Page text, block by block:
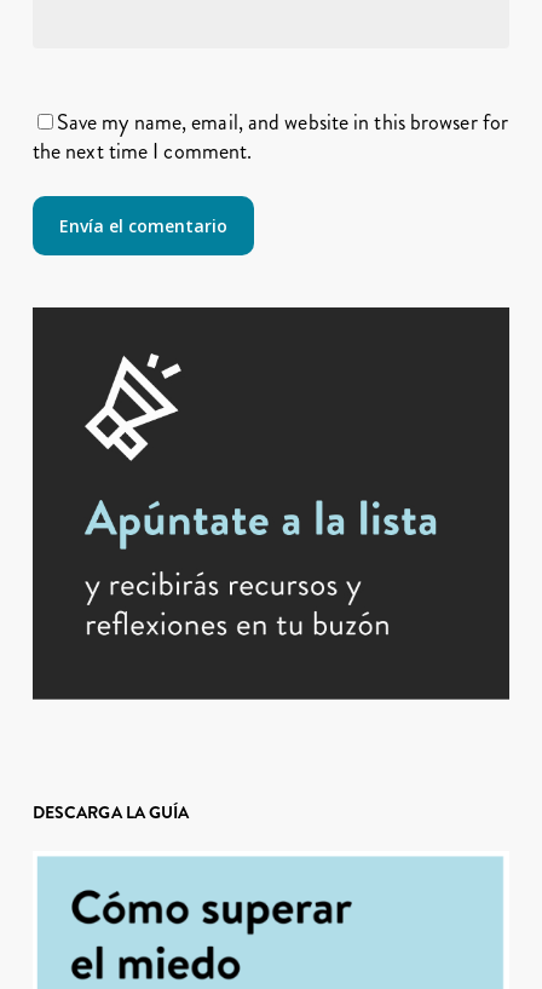
Save my name, email, and website in this browser for
the next time I comment.
DESCARGA LA GUÍA